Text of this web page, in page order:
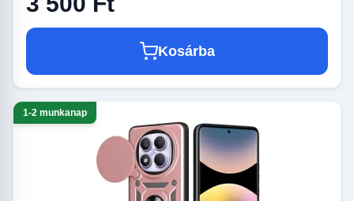
Kosárba
1-2 munkanap